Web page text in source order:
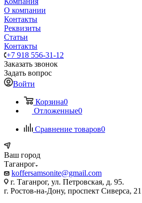
О компании
Контакты
Реквизиты
Статьи
Контакты
+7 918 556-31-12
Заказать звонок
Задать вопрос
Войти
Корзина0
Отложенные0
Сравнение товаров0
Ваш город
Таганрог
koffersamsonite@gmail.com
г. Таганрог, ул. Петровская, д. 95.
г. Ростов-на-Дону, проспект Сиверса, 21